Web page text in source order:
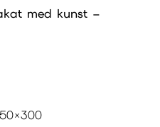
med kunst –